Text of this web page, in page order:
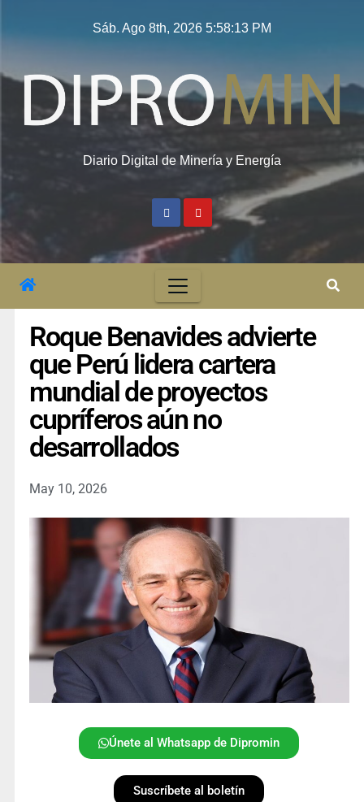
Sáb. Ago 8th, 2026 5:58:14 PM
Diario Digital de Minería y Energía
Roque Benavides advierte
que Perú lidera cartera
mundial de proyectos
cupríferos aún no
desarrollados
May 10, 2026
Únete al Whatsapp de Dipromin
Suscríbete al boletín